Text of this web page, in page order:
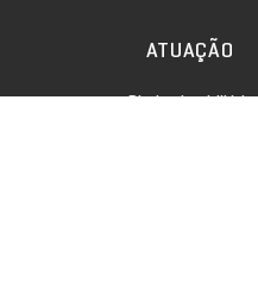
ATUAÇÃO
Direito Imobiliário